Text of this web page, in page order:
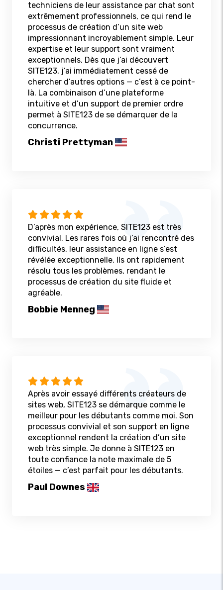
techniciens de leur assistance par chat sont
extrêmement professionnels, ce qui rend le
processus de création d’un site web
impressionnant incroyablement simple. Leur
expertise et leur support sont vraiment
exceptionnels. Dès que j’ai découvert
SITE123, j’ai immédiatement cessé de
chercher d’autres options — c’est à ce point-
là. La combinaison d’une plateforme
intuitive et d’un support de premier ordre
permet à SITE123 de se démarquer de la
concurrence.
Christi Prettyman
D’après mon expérience, SITE123 est très
convivial. Les rares fois où j’ai rencontré des
difficultés, leur assistance en ligne s’est
révélée exceptionnelle. Ils ont rapidement
résolu tous les problèmes, rendant le
processus de création du site fluide et
agréable.
Bobbie Menneg
Après avoir essayé différents créateurs de
sites web, SITE123 se démarque comme le
meilleur pour les débutants comme moi. Son
processus convivial et son support en ligne
exceptionnel rendent la création d’un site
web très simple. Je donne à SITE123 en
toute confiance la note maximale de 5
étoiles — c’est parfait pour les débutants.
Paul Downes